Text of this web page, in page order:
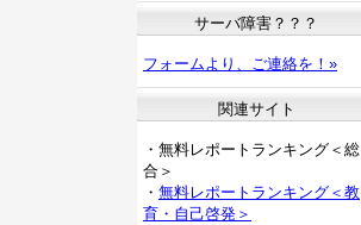
サーバ障害？？？
フォームより、ご連絡を！»
関連サイト
・無料レポートランキング＜総
合＞
・ 無料レポートランキング＜教
育・自己啓発＞